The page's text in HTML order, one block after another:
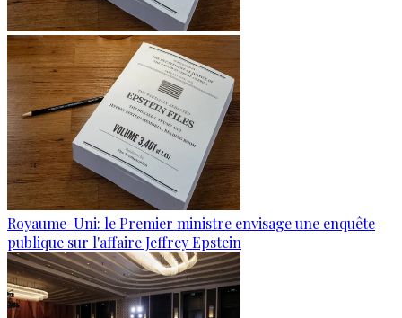
Royaume-Uni: le Premier ministre envisage une enquête
publique sur l'affaire Jeffrey Epstein